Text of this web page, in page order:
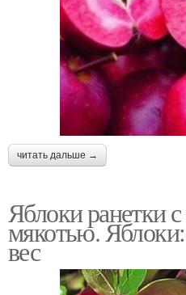
читать дальше →
Яблоки ранетки
мякотью.
вес